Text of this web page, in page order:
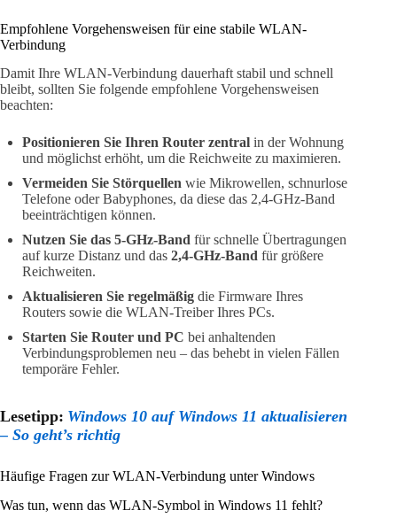
Empfohlene Vorgehensweisen für eine stabile WLAN-
Verbindung
Damit Ihre WLAN-Verbindung dauerhaft stabil und schnell
bleibt, sollten Sie folgende empfohlene Vorgehensweisen
beachten:
Positionieren Sie Ihren Router zentral in der Wohnung
und möglichst erhöht, um die Reichweite zu maximieren.
Vermeiden Sie Störquellen wie Mikrowellen, schnurlose
Telefone oder Babyphones, da diese das 2,4-GHz-Band
beeinträchtigen können.
Nutzen Sie das 5-GHz-Band für schnelle Übertragungen
auf kurze Distanz und das 2,4-GHz-Band für größere
Reichweiten.
Aktualisieren Sie regelmäßig die Firmware Ihres
Routers sowie die WLAN-Treiber Ihres PCs.
Starten Sie Router und PC bei anhaltenden
Verbindungsproblemen neu – das behebt in vielen Fällen
temporäre Fehler.
Lesetipp: Windows 10 auf Windows 11 aktualisieren
– So geht’s richtig
Häufige Fragen zur WLAN-Verbindung unter Windows
Was tun, wenn das WLAN-Symbol in Windows 11 fehlt?